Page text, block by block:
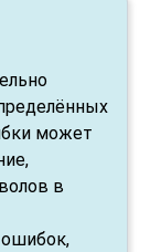
может
в